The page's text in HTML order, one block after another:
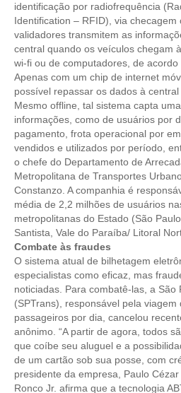
LEI 4.950-A/1966 – PISO SALARIAL
LEI 5.194/1966 – REGULAMENTAÇÃO
LEI 6.496/1977 – ART
RES 1.002/2002 – CÓDIGO DE ÉTICA
HOMOLOGAÇÕES
PISO SALARIAL
FIQUE POR DENTRO
OPORTUNIDADES
APRESENTAÇÃO
EMPREGO E ESTÁGIO
CARREIRA
AUTÔNOMOS E SERVIÇOS
NEWSLETTER
identificação por radiofrequência
Identification – RFID), via checagem
validadores transmitem as
central quando os veículos chegam
wi-fi ou de computadores, de
Apenas com um chip de internet
possível repassar os dados à
Mesmo offline, tal sistema capta
informações, como de usuários por
pagamento, frota operacional por
vendidos e utilizados por período,
o chefe do Departamento de
Metropolitana de Transportes
Constanzo. A companhia é
média de 2,2 milhões de usuários
metropolitanas do Estado (São
Santista, Vale do Paraíba/ Litoral
Combate às fraudes
O sistema atual de bilhetagem
especialistas como eficaz, mas
noticiadas. Para combatê-las, a São
(SPTrans), responsável pela viagem
passageiros por dia, cancelou
anônimo. “A partir de agora, todos
que coíbe seu aluguel e a
de um cartão sob sua posse, com
presidente da empresa, Paulo Cézar
Ronco Jr. afirma que a tecnologia